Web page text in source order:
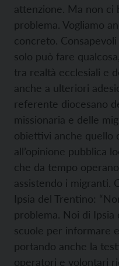
attenzione. Ma non ci
problema. Vogliamo
concreto.
solo può fare
tra realtà ecclesiali e
anche a ulteriori
referente diocesano
missionaria e delle
obiettivi anche quello
all’opinione pubblica
che da tempo
assistendo i migranti.
Ipsia del Trentino:
problema. Noi di
scuole per informare
portando anche la
operatori e volontari